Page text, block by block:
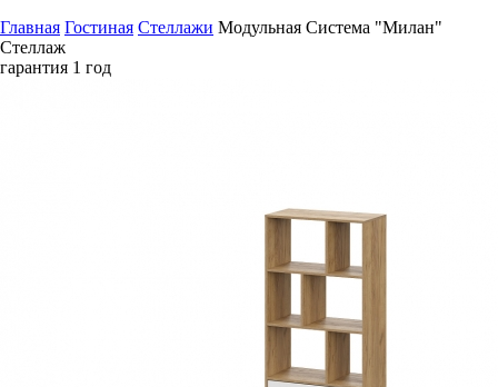
Главная Гостиная Стеллажи Модульная Система "Милан"
Стеллаж
гарантия 1 год